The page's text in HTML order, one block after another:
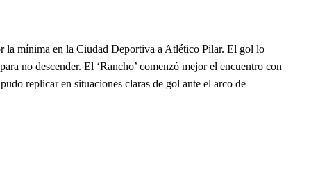
la mínima en la Ciudad Deportiva a Atlético Pilar. El gol lo
no descender. El ‘Rancho’ comenzó mejor el encuentro con
replicar en situaciones claras de gol ante el arco de